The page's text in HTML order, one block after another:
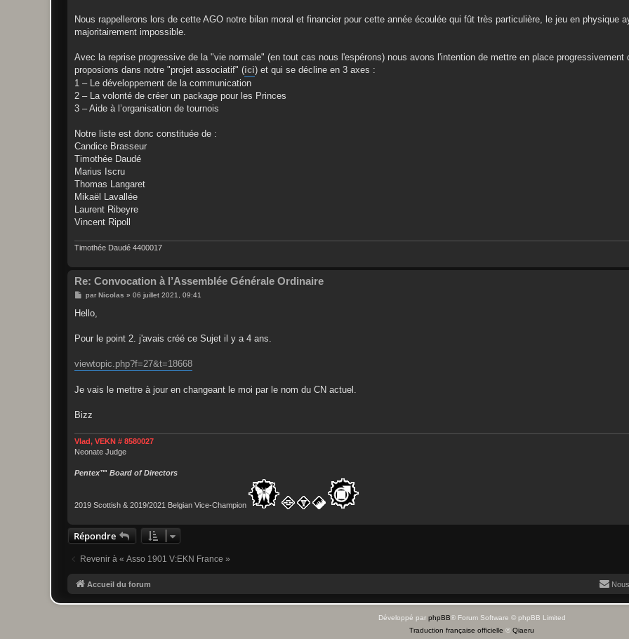
g
Nous rappellerons lors de cette AGO notre bilan moral et financier pour cette année écoulée qui fût très particulière, le jeu en physique
majoritairement impossible.
Avec la reprise progressive de la "vie normale" (en tout cas nous l'espérons) nous avons l'intention de mettre en place progressivement
proposions dans notre "projet associatif" (ici) et qui se décline en 3 axes :
1 – Le développement de la communication
2 – La volonté de créer un package pour les Princes
3 – Aide à l’organisation de tournois
Notre liste est donc constituée de :
Candice Brasseur
Timothée Daudé
Marius Iscru
Thomas Langaret
Mikaël Lavallée
Laurent Ribeyre
Vincent Ripoll
Timothée Daudé 4400017
Re: Convocation à l’Assemblée Générale Ordinaire
M
s
g
parNicolas » 06 juillet 2021, 09:41
Hello,
Pour le point 2. j'avais créé ce Sujet il y a 4 ans.
viewtopic.php?f=27&t=18668
Je vais le mettre à jour en changeant le moi par le nom du CN actuel.
Bizz
Vlad, VEKN # 8580027
Neonate Judge
Pentex™ Board of Directors
2019 Scottish & 2019/2021 Belgian Vice-Champion
Répondre
Revenir à « Asso 1901 V:EKN France »
Accueil du forum
Développé par phpBB® Forum Software © phpBB Limited
Traduction française officielle © Qiaeru